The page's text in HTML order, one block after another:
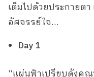
เต็มไปด้วยประกายต
อัศจรรย์ใจ…
Day 1
“แผ่นฟ้าเปรียบดังคุ